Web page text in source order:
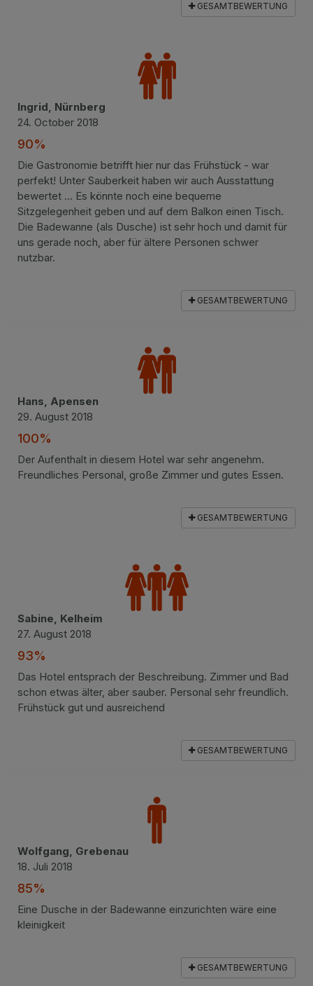
GESAMTBEWERTUNG
Ingrid, Nürnberg
24. October 2018
90%
Die Gastronomie betrifft hier nur das Frühstück - war
perfekt! Unter Sauberkeit haben wir auch Ausstattung
bewertet … Es könnte noch eine bequeme
Sitzgelegenheit geben und auf dem Balkon einen Tisch.
Die Badewanne (als Dusche) ist sehr hoch und damit für
uns gerade noch, aber für ältere Personen schwer
nutzbar.
GESAMTBEWERTUNG
Hans, Apensen
29. August 2018
100%
Der Aufenthalt in diesem Hotel war sehr angenehm.
Freundliches Personal, große Zimmer und gutes Essen.
GESAMTBEWERTUNG
Sabine, Kelheim
27. August 2018
93%
Das Hotel entsprach der Beschreibung. Zimmer und Bad
schon etwas älter, aber sauber. Personal sehr freundlich.
Frühstück gut und ausreichend
GESAMTBEWERTUNG
Wolfgang, Grebenau
18. Juli 2018
85%
Eine Dusche in der Badewanne einzurichten wäre eine
kleinigkeit
GESAMTBEWERTUNG